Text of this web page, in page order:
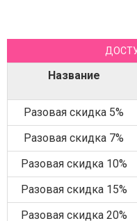
Название
Разовая скидка 5%
Разовая скидка 7%
Разовая скидка 10%
Разовая скидка 15%
Разовая скидка 20%